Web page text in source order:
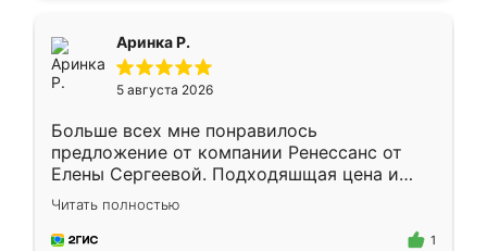
Аринка Р.
5 августа 2026
Больше всех мне понравилось
предложение от компании Ренессанс от
Елены Сергеевой. Подходяшщая цена и
короткие сроки изготовления. Приехавший
для замера сотрудник Владислав
предложил по моему эскизу самый
Читать полностью
1